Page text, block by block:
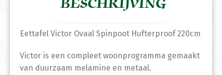
BESCHRIJVING
Eettafel Victor Ovaal Spinpoot Hufterproof 220cm
Victor is een compleet woonprogramma gemaakt
van duurzaam melamine en metaal.